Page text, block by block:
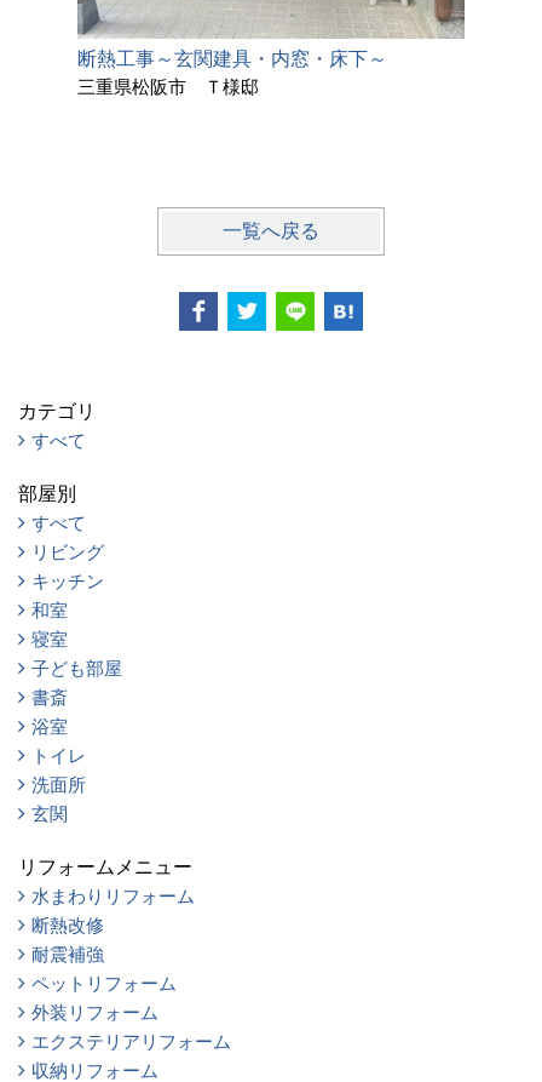
断熱工事～玄関建具・内窓・床下～
三重県松阪市 Ｔ様邸
一覧へ戻る
カテゴリ
すべて
部屋別
すべて
リビング
キッチン
和室
寝室
子ども部屋
書斎
浴室
トイレ
洗面所
玄関
リフォームメニュー
水まわりリフォーム
断熱改修
耐震補強
ペットリフォーム
外装リフォーム
エクステリアリフォーム
収納リフォーム